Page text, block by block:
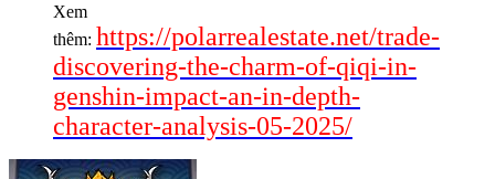
Xem
thêm: https://polarrealestate.net/trade-
discovering-the-charm-of-qiqi-in-
genshin-impact-an-in-depth-
character-analysis-05-2025/